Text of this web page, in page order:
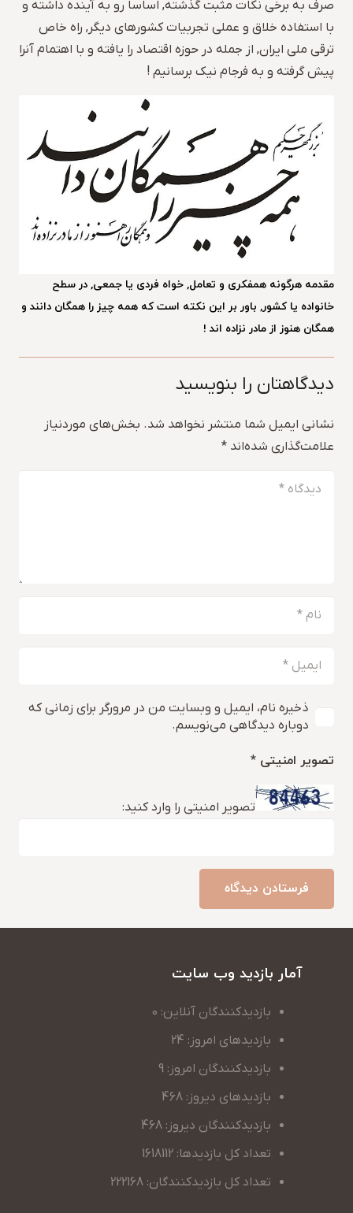
صرف به برخی نکات مثبت گذشته, اساسا رو به آینده داشته و
با استفاده خلاق و عملی تجربیات کشورهای دیگر, راه خاص
ترقی ملی ایران, از جمله در حوزه اقتصاد را یافته و با اهتمام آنرا
پیش گرفته و به فرجام نیک برسانیم !
مقدمه هرگونه همفکری و تعامل, خواه فردی یا جمعی, در سطح
خانواده یا کشور, باور بر این نکته است که همه چیز را همگان دانند و
همگان هنوز از مادر نزاده اند !
دیدگاهتان را بنویسید
نشانی ایمیل شما منتشر نخواهد شد. بخش‌های موردنیاز
علامت‌گذاری شده‌اند *
ذخیره نام، ایمیل و وبسایت من در مرورگر برای زمانی که
دوباره دیدگاهی می‌نویسم.
تصویر امنیتی *
تصویر امنیتی را وارد کنید:
فرستادن دیدگاه
آمار بازدید وب سایت
بازدیدکنندگان آنلاین: 0
بازدیدهای امروز: 24
بازدیدکنندگان امروز: 9
بازدیدهای دیروز: 468
بازدیدکنندگان دیروز: 468
تعداد کل بازدیدها: 1618112
تعداد کل بازدیدکنندگان: 222168